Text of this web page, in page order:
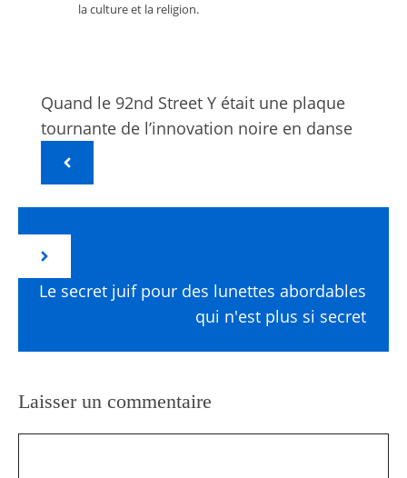
la culture et la religion.
Quand le 92nd Street Y était une plaque
tournante de l’innovation noire en danse
Le secret juif pour des lunettes abordables
qui n'est plus si secret
Laisser un commentaire